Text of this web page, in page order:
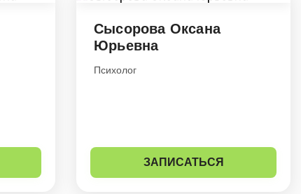
Сысорова Оксана
Юрьевна
Психолог
ЗАПИСАТЬСЯ